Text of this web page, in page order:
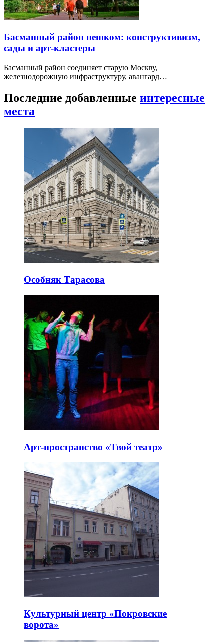
Басманный район пешком: конструктивизм,
сады и арт-кластеры
Басманный район соединяет старую Москву,
железнодорожную инфраструктуру, авангард…
Последние добавленные интересные
места
Особняк Тарасова
Арт-пространство «Твой театр»
Культурный центр «Покровские
ворота»